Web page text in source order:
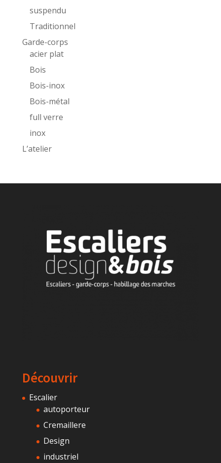
suspendu
Traditionnel
Garde-corps
acier plat
Bois
Bois-inox
Bois-métal
full verre
inox
L’atelier
Découvrir
Escalier
autoporteur
Cremaillere
Design
industriel